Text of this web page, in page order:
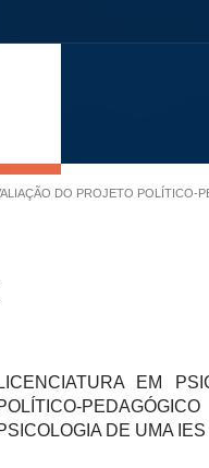
DO PROJETO
LICENCIATURA EM
DE UMA